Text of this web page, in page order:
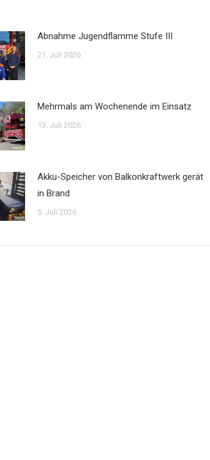
Abnahme Jugendflamme Stufe III
21. Juli 2026
Mehrmals am Wochenende im Einsatz
13. Juli 2026
Akku-Speicher von Balkonkraftwerk gerät
in Brand
5. Juli 2026